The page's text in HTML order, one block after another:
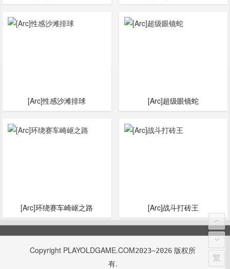
[Arc]性感沙滩排球 [Arc]超级眼镜蛇
[Arc]环绕赛车崎岖之路 [Arc]战斗打砖王
Copyright PLAYOLDGAME.COM2023~2026 版权所
有.
繁